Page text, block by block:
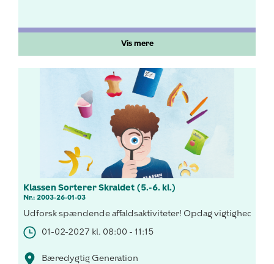
Vis mere
Klassen Sorterer Skraldet (5.-6. kl.)
Nr.: 2003-26-01-03
Udforsk spændende affaldsaktiviteter! Opdag vigtigheden
01-02-2027 kl. 08:00 - 11:15
Bæredygtig Generation